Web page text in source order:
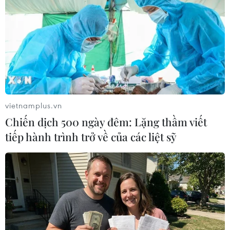
thời nhất trí sẽ cung cấp các khoản viện trợ
không sát thương khácnhư thiết bị viễn thông, y
tế và hỗ trợ vận tải cho lực lượng chống đối
tạiLibya./.
(TTXVN/Vietnam+)
vietnamplus.vn
Chiến dịch 500 ngày đêm: Lặng thầm viết
tiếp hành trình trở về của các liệt sỹ